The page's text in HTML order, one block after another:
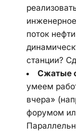
поток
станции?
Сжатые
умеем
вчера»
форумом